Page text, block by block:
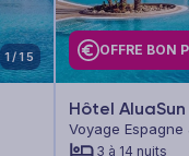
1/15 OFFRE BON
Hôtel
Voyage
Minorque
3 à 14 nuits